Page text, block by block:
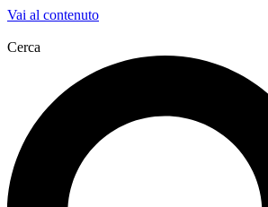
Vai al contenuto
Cerca